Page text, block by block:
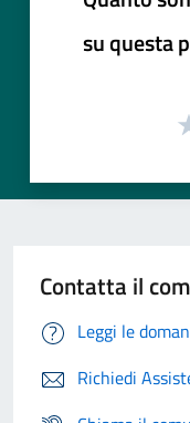
su questa
Contatta il
Leggi le
Richiedi